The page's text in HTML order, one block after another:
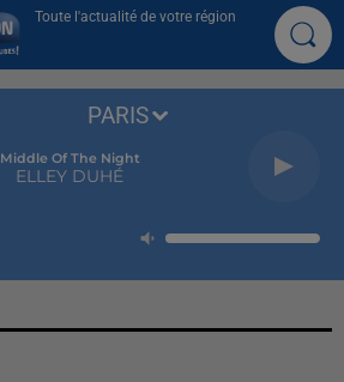
Toute l'actualité de votre région
Middle Of The Night
ELLEY DUHÉ
PARIS